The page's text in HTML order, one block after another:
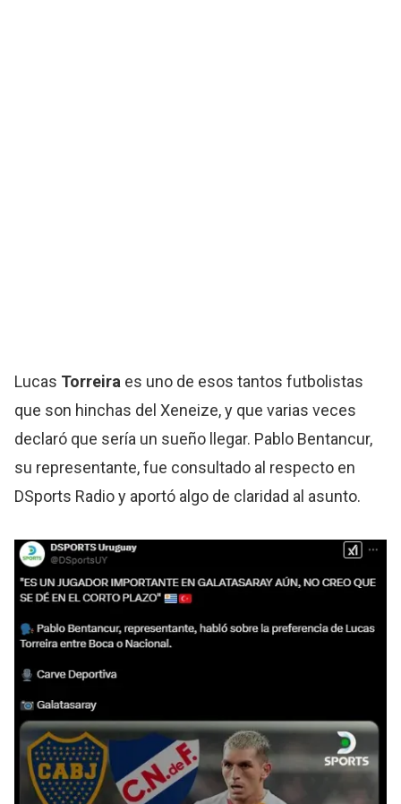
Lucas Torreira es uno de esos tantos futbolistas
que son hinchas del Xeneize, y que varias veces
declaró que sería un sueño llegar. Pablo Bentancur,
su representante, fue consultado al respecto en
DSports Radio y aportó algo de claridad al asunto.